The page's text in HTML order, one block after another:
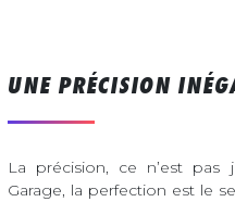
UNE PRÉCISION
La précision, ce n’est pas
Garage, la perfection est le